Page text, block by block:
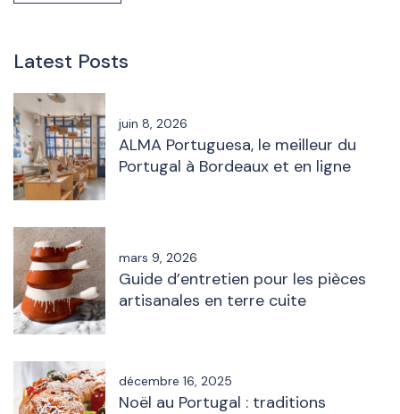
Latest Posts
juin 8, 2026
ALMA Portuguesa, le meilleur du
Portugal à Bordeaux et en ligne
mars 9, 2026
Guide d’entretien pour les pièces
artisanales en terre cuite
décembre 16, 2025
Noël au Portugal : traditions